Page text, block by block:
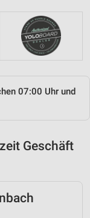
07:00 Uhr und
Geschäft